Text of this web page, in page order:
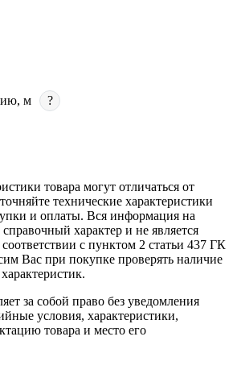
м
?
товара могут отличаться от
технические характеристики
и оплаты. Вся информация на
характер и не является
с пунктом 2 статьи 437 ГК
Вас при покупке проверять наличие
за собой право без уведомления
условия, характеристики,
товара и место его